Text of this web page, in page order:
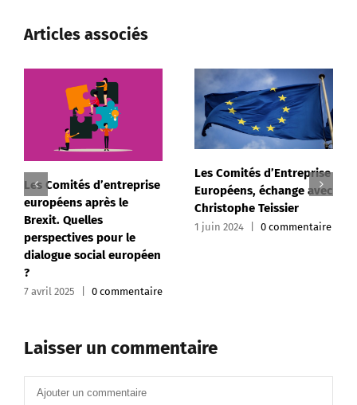
Articles associés
Les Comités d’entreprise
européens après le
Brexit. Quelles
perspectives pour le
dialogue social européen
?
7 avril 2025 0 commentaire
Les Comités d’Entreprise
Européens, échange avec
Christophe Teissier
1 juin 2024 0 commentaire
Laisser un commentaire
Commentaire